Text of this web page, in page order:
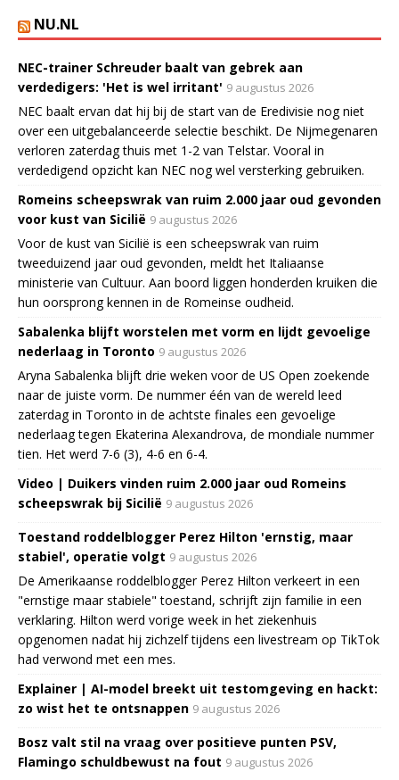
NU.NL
NEC-trainer Schreuder baalt van gebrek aan
verdedigers: 'Het is wel irritant' 9 augustus 2026
NEC baalt ervan dat hij bij de start van de Eredivisie nog niet
over een uitgebalanceerde selectie beschikt. De Nijmegenaren
verloren zaterdag thuis met 1-2 van Telstar. Vooral in
verdedigend opzicht kan NEC nog wel versterking gebruiken.
Romeins scheepswrak van ruim 2.000 jaar oud gevonden
voor kust van Sicilië 9 augustus 2026
Voor de kust van Sicilië is een scheepswrak van ruim
tweeduizend jaar oud gevonden, meldt het Italiaanse
ministerie van Cultuur. Aan boord liggen honderden kruiken die
hun oorsprong kennen in de Romeinse oudheid.
Sabalenka blijft worstelen met vorm en lijdt gevoelige
nederlaag in Toronto 9 augustus 2026
Aryna Sabalenka blijft drie weken voor de US Open zoekende
naar de juiste vorm. De nummer één van de wereld leed
zaterdag in Toronto in de achtste finales een gevoelige
nederlaag tegen Ekaterina Alexandrova, de mondiale nummer
tien. Het werd 7-6 (3), 4-6 en 6-4.
Video | Duikers vinden ruim 2.000 jaar oud Romeins
scheepswrak bij Sicilië 9 augustus 2026
Toestand roddelblogger Perez Hilton 'ernstig, maar
stabiel', operatie volgt 9 augustus 2026
De Amerikaanse roddelblogger Perez Hilton verkeert in een
"ernstige maar stabiele" toestand, schrijft zijn familie in een
verklaring. Hilton werd vorige week in het ziekenhuis
opgenomen nadat hij zichzelf tijdens een livestream op TikTok
had verwond met een mes.
Explainer | AI-model breekt uit testomgeving en hackt:
zo wist het te ontsnappen 9 augustus 2026
Bosz valt stil na vraag over positieve punten PSV,
Flamingo schuldbewust na fout 9 augustus 2026